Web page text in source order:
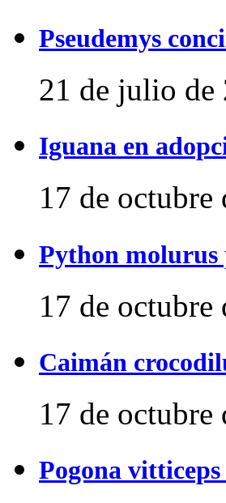
Pseudemys
21 de julio de
Iguana en
17 de octubre
Python
17 de octubre
Caimán
17 de octubre
Pogona